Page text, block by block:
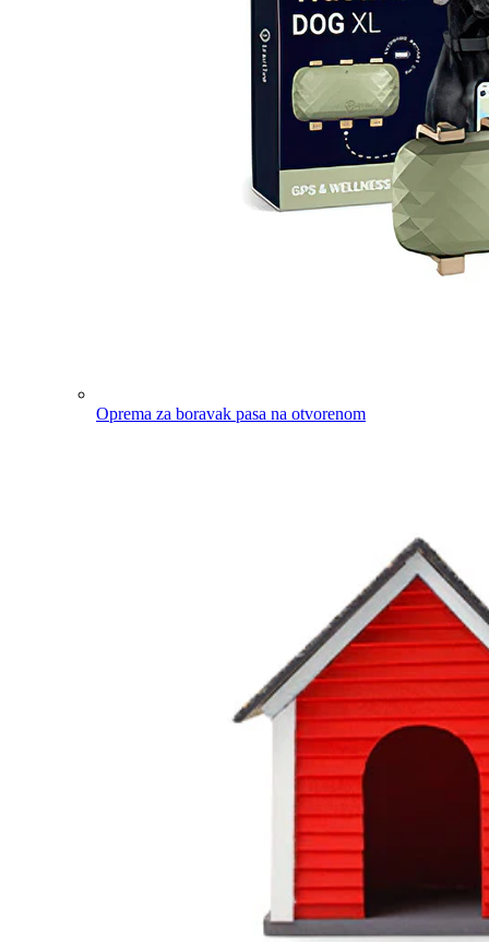
Oprema za boravak pasa na otvorenom